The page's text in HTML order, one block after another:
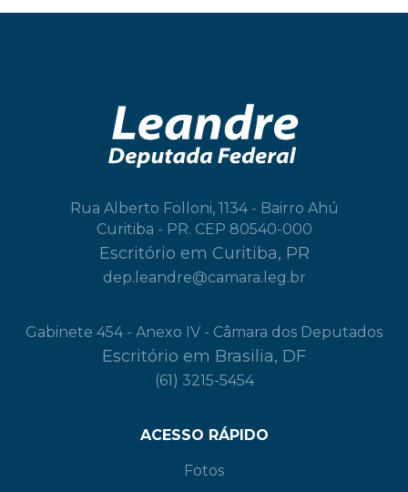
Rua Alberto Folloni, 1134 - Bairro Ahú
Curitiba - PR. CEP 80540-000
Escritório em Curitiba, PR
dep.leandre@camara.leg.br
Gabinete 454 - Anexo IV - Câmara dos Deputados
Escritório em Brasilia, DF
(61) 3215-5454
ACESSO RÁPIDO
Fotos